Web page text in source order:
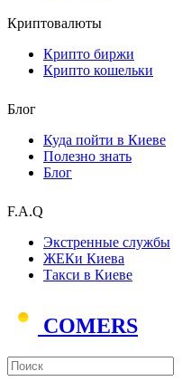
Криптовалюты
Крипто биржи
Крипто кошельки
Блог
Куда пойти в Киеве
Полезно знать
Блог
F.A.Q
Экстренные службы
ЖЕКи Киева
Такси в Киеве
COMERS